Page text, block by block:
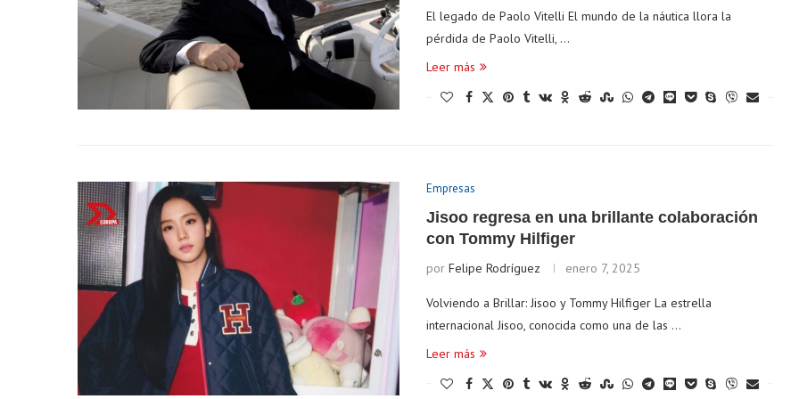
El legado de Paolo Vitelli El mundo de la náutica llora la
pérdida de Paolo Vitelli, …
Leer más
Empresas
Jisoo regresa en una brillante colaboración
con Tommy Hilfiger
por Felipe Rodríguez enero 7, 2025
Volviendo a Brillar: Jisoo y Tommy Hilfiger La estrella
internacional Jisoo, conocida como una de las …
Leer más